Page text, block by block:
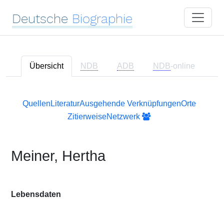
Deutsche Biographie
Übersicht NDB ADB NDB-online
Quellen LiteraturAusgehende VerknüpfungenOrte
ZitierweiseNetzwerk
Meiner, Hertha
Lebensdaten